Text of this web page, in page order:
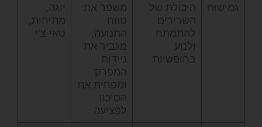
גמישות
היכולת של
השרירים
להתמתח
ולנוע
בחופשיות
משפר את
טווח
התנועה,
מגביר את
ניידות
המפרק
ומפחית את
הסיכון
לפציעה
יוגה,
מתיחות,
טאי צ'י